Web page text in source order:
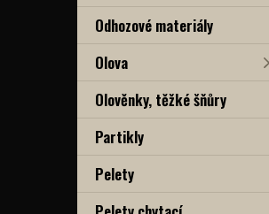
Odhozové materiály
Olova
Olověnky, těžké šňůry
Partikly
Pelety